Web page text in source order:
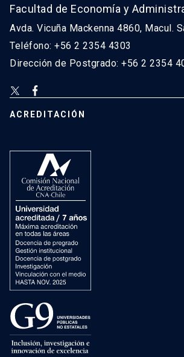
Facultad de Economía y
Avda. Vicuña Mackenna 4860, Macul.
Teléfono: +56 2 2354 4303
Dirección de Postgrado: +56 2 2354
ACREDITACIÓN